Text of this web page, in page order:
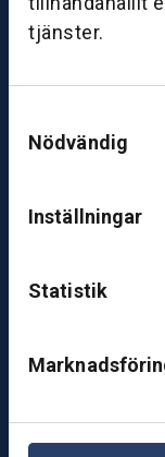
tjänster.
Nödvändig
Inställningar
Statistik
ik
J
ö
g
u
d